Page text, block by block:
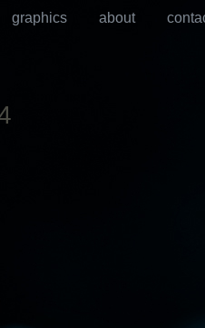
graphics about